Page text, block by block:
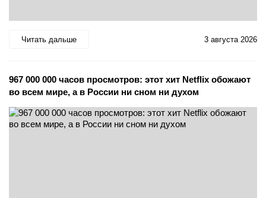
Читать дальше 3 августа 2026
967 000 000 часов просмотров: этот хит Netflix обожают
во всем мире, а в России ни сном ни духом